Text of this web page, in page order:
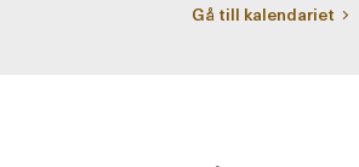
Gå till kalendariet